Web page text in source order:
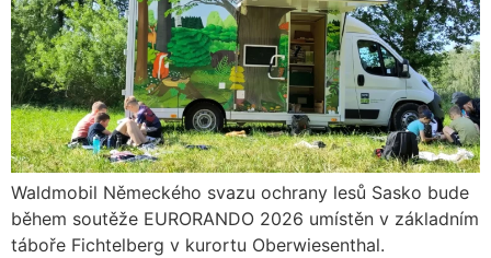
Waldmobil Německého svazu ochrany lesů Sasko bude
během soutěže EURORANDO 2026 umístěn v základním
táboře Fichtelberg v kurortu Oberwiesenthal.